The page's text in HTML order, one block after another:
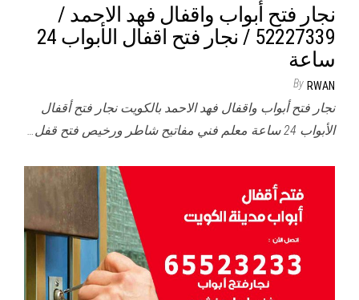
نجار فتح أبواب واقفال فهد الاحمد /
52227339 / نجار فتح اقفال الأبواب 24
ساعة
By RWAN
نجار فتح أبواب واقفال فهد الاحمد بالكويت نجار فتح أقفال
الأبواب 24 ساعة معلم فني مفاتيح شاطر ورخيص فتح قفل…